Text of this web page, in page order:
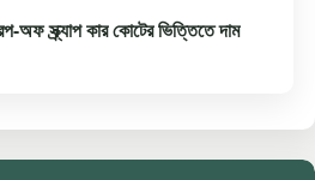
স্ক্র্যাপ কার কোটের ভিত্তিতে দাম